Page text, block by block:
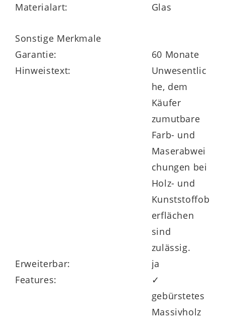
Vormontiert und vielseitig
einsetzbar
Auch das Anbau-Wandregal 8320 wird –
vormontiert
. Die hochwertige Verarbeitung
und das flexible Montagedesign machen
es besonders vielseitig einsetzbar – ob als
Abschluss eines Regalsystems oder als
gezielt platzierter Blickfang an der Wand.
Nachhaltig in Deutschland
Materialart:
Glas
Sonstige Merkmale
Garantie:
60 Monate
Hinweistext:
Unwesentlic
he, dem
Käufer
zumutbare
Farb- und
Maserabwei
chungen bei
Holz- und
Kunststoffob
erflächen
sind
zulässig.
Erweiterbar:
ja
Features:
✓
gebürstetes
Massivholz